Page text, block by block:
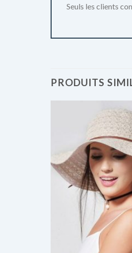
Seuls les clients
PRODUITS